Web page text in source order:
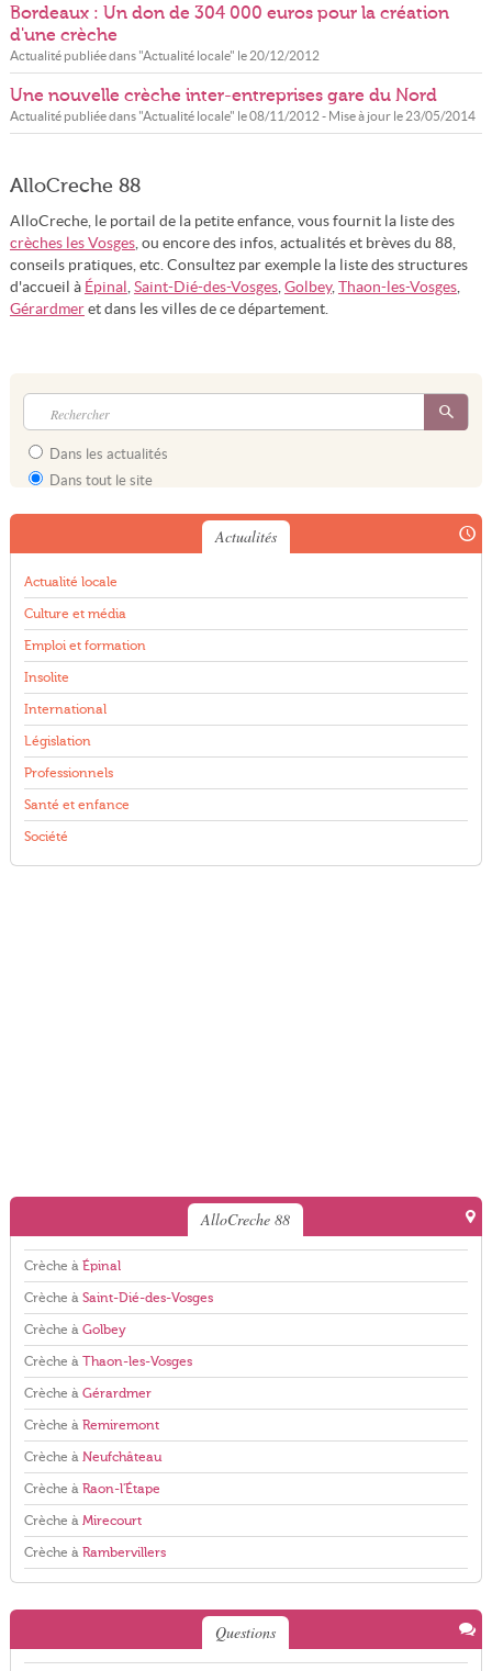
Bordeaux : Un don de 304 000 euros pour la création
d'une crèche
Actualité publiée dans "Actualité locale" le 20/12/2012
Une nouvelle crèche inter-entreprises gare du Nord
Actualité publiée dans "Actualité locale" le08/11/2012 - Mise à jour le 23/05/2014
AlloCreche 88
AlloCreche, le portail de la petite enfance, vous fournit la liste des
crèches les Vosges, ou encore des infos, actualités et brèves du 88,
conseils pratiques, etc. Consultez par exemple la liste des structures
d'accueil à Épinal , Saint-Dié-des-Vosges, Golbey, Thaon-les-Vosges,
Gérardmeret dans les villes de ce département.
Dans les actualités
Dans tout le site
Actualités
Actualité locale
Culture et média
Emploi et formation
Insolite
International
Législation
Professionnels
Santé et enfance
Société
AlloCreche 88
Crèche à Épinal
Crèche à Saint-Dié-des-Vosges
Crèche à Golbey
Crèche à Thaon-les-Vosges
Crèche à Gérardmer
Crèche à Remiremont
Crèche à Neufchâteau
Crèche à Raon-l'Étape
Crèche à Mirecourt
Crèche à Rambervillers
Questions